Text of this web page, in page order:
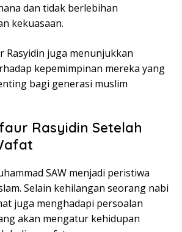
dan tidak berlebihan
kekuasaan.
Rasyidin juga menunjukkan
kepemimpinan mereka yang
bagi generasi muslim
Rasyidin Setelah
SAW menjadi peristiwa
Selain kehilangan seorang nabi
juga menghadapi persoalan
akan mengatur kehidupan